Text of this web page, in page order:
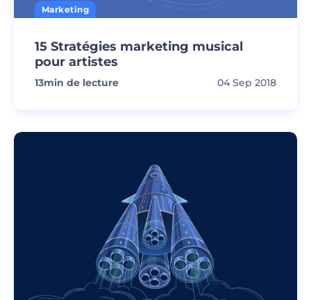
Marketing
15 Stratégies marketing musical
pour artistes
13min de lecture 04 Sep 2018